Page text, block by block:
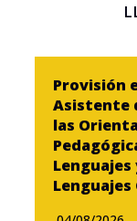
Provisión
Asistente
las
Lenguajes